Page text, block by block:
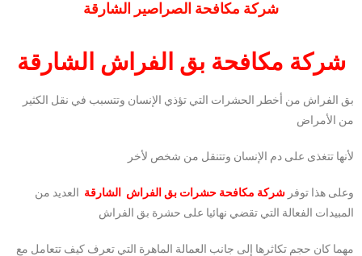
شركة مكافحة الصراصير الشارقة
شركة مكافحة بق الفراش الشارقة
بق الفراش من أخطر الحشرات التي تؤذي الإنسان وتتسبب في نقل الكثير
من الأمراض
لأنها تتغذى على دم الإنسان وتتنقل من شخص لأخر
وعلى هذا توفر شركة مكافحة حشرات بق الفراش الشارقة العديد من
المبيدات الفعالة التي تقضي نهائيا على حشرة بق الفراش
مهما كان حجم تكاثرها إلى جانب العمالة الماهرة التي تعرف كيف تتعامل مع